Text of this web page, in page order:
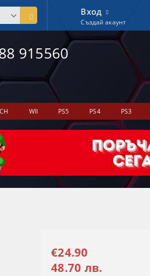
915560
Вход
Създай акаунт
WII PS5 PS4 PS3
€24.90
48.70 лв.